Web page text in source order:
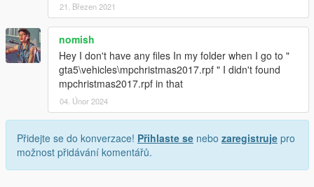
21. Březen 2021
nomish
Hey I don't have any files In my folder when I go to "
gta5\vehicles\mpchristmas2017.rpf " I didn't found
mpchristmas2017.rpf in that
04. Únor 2024
Přidejte se do konverzace! Přihlaste se nebo zaregistruje pro
možnost přidávání komentářů.